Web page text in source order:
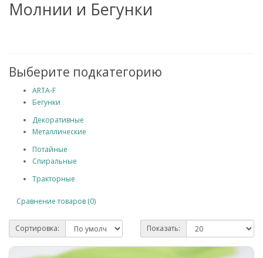
Молнии и Бегунки
Выберите подкатегорию
ARTA-F
Бегунки
Декоративные
Металлические
Потайные
Спиральные
Тракторные
Сравнение товаров (0)
Сортировка: Показать: